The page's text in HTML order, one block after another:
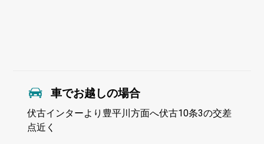
車でお越しの場合
伏古インターより豊平川方面へ伏古10条3の交差
点近く